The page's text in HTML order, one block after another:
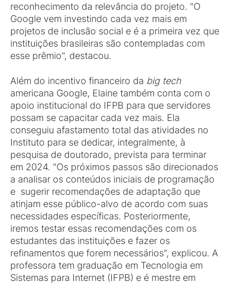
reconhecimento da relevância do projeto. "O
Google vem investindo cada vez mais em
projetos de inclusão social e é a primeira vez que
instituições brasileiras são contempladas com
esse prêmio", destacou.
Além do incentivo financeiro da big tech
americana Google, Elaine também conta com o
apoio institucional do IFPB para que servidores
possam se capacitar cada vez mais. Ela
conseguiu afastamento total das atividades no
Instituto para se dedicar, integralmente, à
pesquisa de doutorado, prevista para terminar
em 2024. "Os próximos passos são direcionados
a analisar os conteúdos iniciais de programação
e sugerir recomendações de adaptação que
atinjam esse público-alvo de acordo com suas
necessidades específicas. Posteriormente,
iremos testar essas recomendações com os
estudantes das instituições e fazer os
refinamentos que forem necessários", explicou. A
professora tem graduação em Tecnologia em
Sistemas para Internet (IFPB) e é mestre em